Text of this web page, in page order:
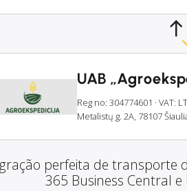
UAB
Reg no: 304774601 · VAT:
Metalistų g. 2A, 78107
perfeita de transporte
365 Business Central e